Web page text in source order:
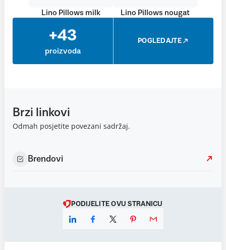
Lino Pillows milk Lino Pillows nougat
+43
proizvoda
POGLEDAJTE
Brzi linkovi
Odmah posjetite povezani sadržaj.
Brendovi
PODIJELITE OVU STRANICU